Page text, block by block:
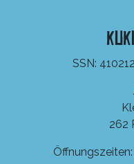
SSN:
262